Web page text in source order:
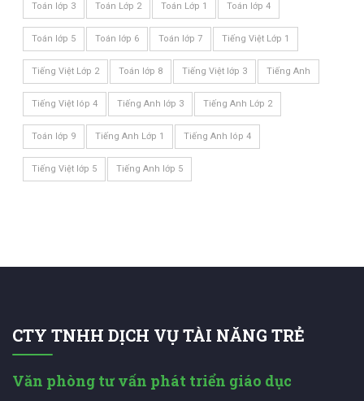
Toán lớp 3 Toán Lớp 2 Toán Lớp 1 Toán lớp 4
Toán lớp 5 Toán lớp 6 Toán lớp 7 Tiếng Việt Lớp 1
Tiếng Việt Lớp 2 Toán lớp 8 Tiếng Việt lớp 3 Tiếng Anh
Tiếng Việt lóp 4 Tiếng Anh lớp 3 Tiếng Anh Lớp 2
Toán lớp 9 Tiếng Anh Lớp 1 Tiếng Anh lóp 4
Tiếng Việt lớp 5 Tiếng Anh lớp 5
CTY TNHH DỊCH VỤ TÀI NĂNG TRẺ
Văn phòng tư vấn phát triển giáo dục